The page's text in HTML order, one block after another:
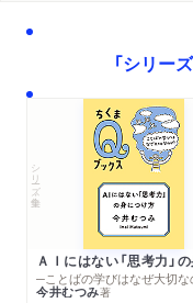
「シリー
シリーズ・全集
─ことばの学びはなぜ大切な
今井むつみ著